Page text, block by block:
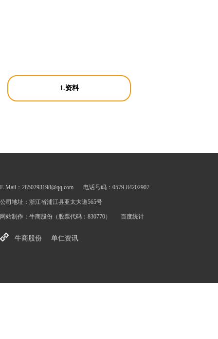
1.资料
E-Mail：2850293198@qq.com 电话号码：0579-84202907
公司地址：浙江省浦江县亚太大道565号
网站制作： 牛商股份 （股票代码：830770） 百度统计
牛商股份 单仁资讯